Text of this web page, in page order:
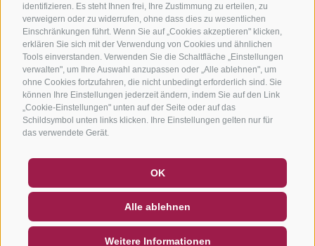
identifizieren. Es steht Ihnen frei, Ihre Zustimmung zu erteilen, zu
verweigern oder zu widerrufen, ohne dass dies zu wesentlichen
Einschränkungen führt. Wenn Sie auf „Cookies akzeptieren" klicken,
erklären Sie sich mit der Verwendung von Cookies und ähnlichen
Tools einverstanden. Verwenden Sie die Schaltfläche „Einstellungen
verwalten", um Ihre Auswahl anzupassen oder „Alle ablehnen", um
ohne Cookies fortzufahren, die nicht unbedingt erforderlich sind. Sie
können Ihre Einstellungen jederzeit ändern, indem Sie auf den Link
„Cookie-Einstellungen" unten auf der Seite oder auf das
Schildsymbol unten links klicken. Ihre Einstellungen gelten nur für
das verwendete Gerät.
OK
Alle ablehnen
Weitere Informationen
NEWSLETTER
SOCIAL WALL WETTER